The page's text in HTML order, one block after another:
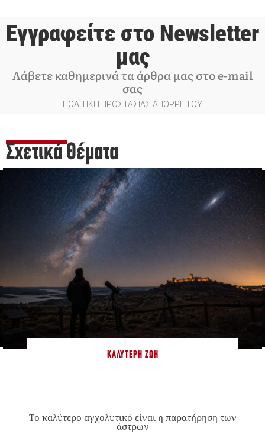
Εγγραφείτε στο Newsletter
μας
Λάβετε καθημερινά τα άρθρα μας στο e-mail
σας
ΠΟΛΙΤΙΚΗ ΠΡΟΣΤΑΣΙΑΣ ΑΠΟΡΡΗΤΟΥ
Σχετικά Θέματα
ΚΑΛΎΤΕΡΗ ΖΩΉ
Το καλύτερο αγχολυτικό είναι η παρατήρηση των
άστρων